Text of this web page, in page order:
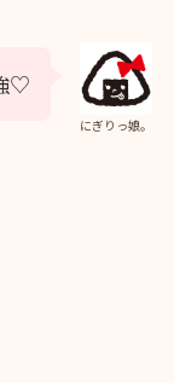
にぎりっ娘。
♡